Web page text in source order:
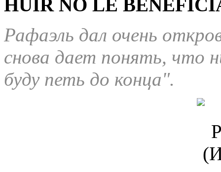
HUIR NO LE
Рафаэль дал очень
снова дает понять, что
буду петь до конца".